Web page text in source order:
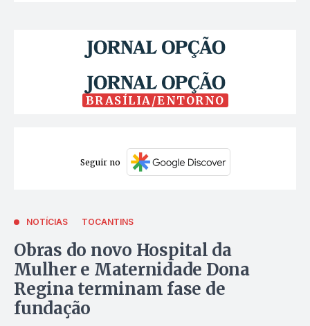
BRASÍLIA/ENTORNO
Seguir no
NOTÍCIAS TOCANTINS
Obras do novo Hospital da
Mulher e Maternidade Dona
Regina terminam fase de
fundação